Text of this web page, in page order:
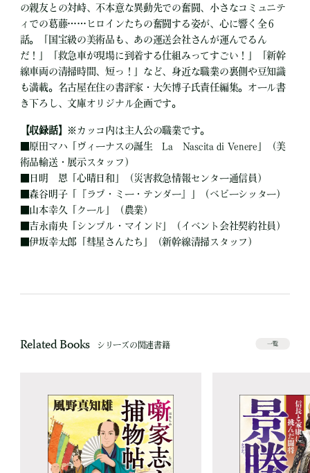
の親友との対峙、不本意な異動先での奮闘、小さなコミュニテ
ィでの葛藤……ヒロインたちの奮闘する姿が、心に響く全６
話。「国宝級の美術品も、あの運送会社さんが運んでるん
だ！」「救急車が現場に到着する仕組みってすごい！」「新幹
線車両の清掃時間、短っ！」など、身近な職業の裏側や豆知識
も満載。名古屋在住の書評家・大矢博子氏責任編集。オール書
き下ろし、文庫オリジナル企画です。
【収録話】 ※カッコ内は主人公の職業です。
原田マハ「ヴィーナスの誕生 La Nascita di Venere」（美
術品輸送・展示スタッフ）
日明 恩「心晴日和」（災害救急情報センター通信員）
■森谷明子「『ラブ・ミー・テンダー』」（ベビーシッター）
山本幸久「クール」（農業）
■吉永南央「シンプル・マインド」（イベント会社契約社員）
■伊坂幸太郎「彗星さんたち」（新幹線清掃スタッフ）
Related Books シリーズの関連書籍 一覧